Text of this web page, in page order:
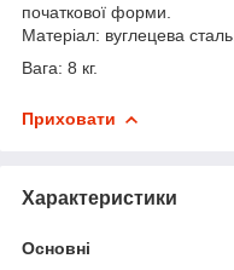
початкової форми.
Матеріал: вуглецева сталь.
Вага: 8 кг.
Приховати
Характеристики
Основні